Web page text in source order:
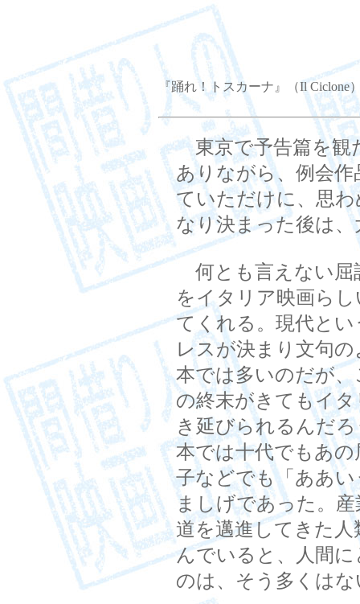
『踊れ！トスカーナ』（Il Ciclone
東京で予告篇を観
ありながら、例会
ていただけに、思
なり決まった後は
何とも言えない屈
をイタリア映画ら
てくれる。現代と
レスが決まり文句
本では多いのだが
の終末がきてもイ
き延びられるんだ
本では十代でもあ
子などでも「ああ
ましげであった。
道を邁進してきた
んでいると、人間
のは、そう多くは